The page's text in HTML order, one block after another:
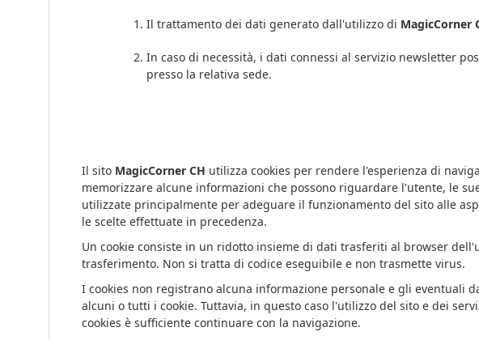
Il trattamento dei dati generato dall'utilizzo di MagicCorner
In caso di necessità, i dati connessi al servizio newsletter
presso la relativa sede.
Il sito MagicCorner CH utilizza cookies per rendere l'esperienza di
memorizzare alcune informazioni che possono riguardare l'utente, le
utilizzate principalmente per adeguare il funzionamento del sito alle
le scelte effettuate in precedenza.
Un cookie consiste in un ridotto insieme di dati trasferiti al browser
trasferimento. Non si tratta di codice eseguibile e non trasmette virus.
I cookies non registrano alcuna informazione personale e gli eventuali
alcuni o tutti i cookie. Tuttavia, in questo caso l'utilizzo del sito e dei
cookies è sufficiente continuare con la navigazione.